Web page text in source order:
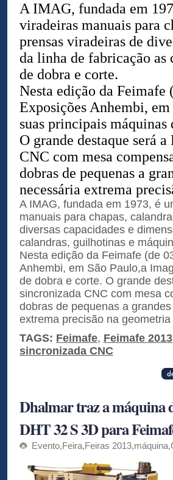
A IMAG, fundada em
viradeiras manuais para
prensas viradeiras de
da linha de fabricação as
de dobra e corte.
Nesta edição da Feimafe
Exposições Anhembi,
suas principais máquinas
O grande destaque será
CNC com mesa
dobras de pequenas a
necessária extrema
A IMAG, fundada em 1973, é
manuais para chapas,
diversas capacidades e
calandras, guilhotinas e
Nesta edição da Feimafe (de
Anhembi, em São Paulo,a
de dobra e corte. O grande
sincronizada CNC com mesa
dobras de pequenas a
extrema precisão na
TAGS: Feimafe, Feimafe 2013
sincronizada CNC
Dhalmar traz a máquina
DHT 32 S 3D para
Evento,Feira,Feiras 2013,máquina,